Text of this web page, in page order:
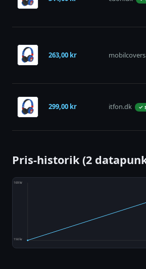
263,00 kr
299,00 kr itfon.dk ✓
Pris-historik (2